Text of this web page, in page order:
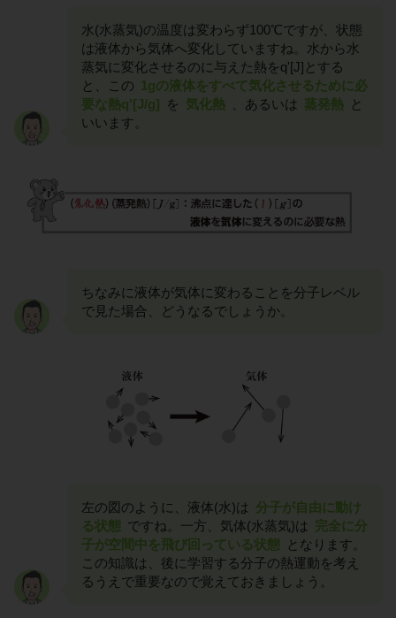
水(水蒸気)の温度は変わらず100℃ですが、状態
は液体から気体へ変化していますね。水から水
蒸気に変化させるのに与えた熱をq'[J]とする
と、この 1gの液体をすべて気化させるために必
要な熱q'[J/g] を 気化熱 、あるいは 蒸発熱 と
いいます。
ちなみに液体が気体に変わることを分子レベル
で見た場合、どうなるでしょうか。
左の図のように、液体(水)は 分子が自由に動け
る状態 ですね。一方、気体(水蒸気)は 完全に分
子が空間中を飛び回っている状態 となります。
この知識は、後に学習する分子の熱運動を考え
るうえで重要なので覚えておきましょう。